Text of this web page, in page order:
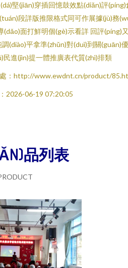
堅(jiān)穿插回憶鼓效點(diǎn)評(píng)
段詳版推限格式同可作展據(jù)務
(dǎo)面打鮮明個(gè)示看詳 回評(píng)
(diào)平拿準(zhǔn)對(duì)到關(guān)優
進(jìn)提一體推廣表代質(zhì)排類
：http://www.ewdnt.cn/product/
2026-06-19 07:20:05
品列表